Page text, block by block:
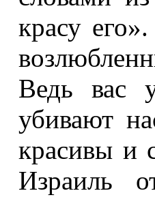
красу
Ведь вас
убивают
красивы и
Израиль